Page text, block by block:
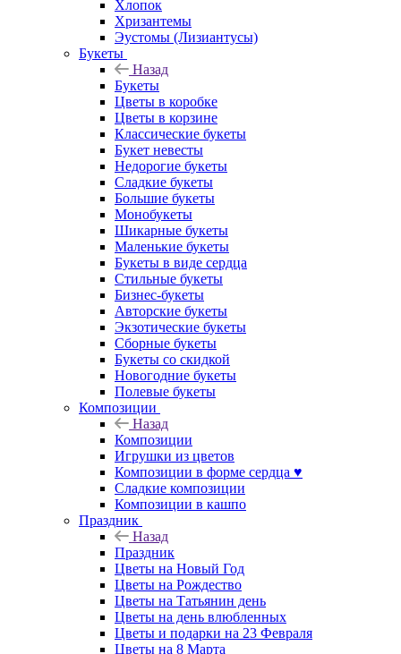
Хлопок
Хризантемы
Эустомы (Лизиантусы)
Букеты
Назад
Букеты
Цветы в коробке
Цветы в корзине
Классические букеты
Букет невесты
Недорогие букеты
Сладкие букеты
Большие букеты
Монобукеты
Шикарные букеты
Маленькие букеты
Букеты в виде сердца
Стильные букеты
Бизнес-букеты
Авторские букеты
Экзотические букеты
Сборные букеты
Букеты со скидкой
Новогодние букеты
Полевые букеты
Композиции
Назад
Композиции
Игрушки из цветов
Композиции в форме сердца ♥
Сладкие композиции
Композиции в кашпо
Праздник
Назад
Праздник
Цветы на Новый Год
Цветы на Рождество
Цветы на Татьянин день
Цветы на день влюбленных
Цветы и подарки на 23 Февраля
Цветы на 8 Марта